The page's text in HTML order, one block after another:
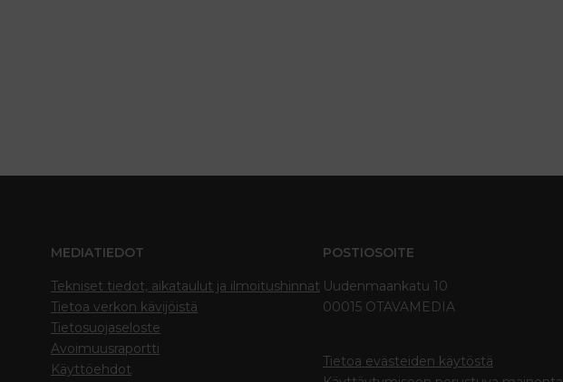
MEDIATIEDOT
Tekniset tiedot, aikataulut ja ilmoitushinnat
Tietoa verkon kävijöistä
Tietosuojaseloste
Avoimuusraportti
Käyttöehdot
POSTIOSOITE
Uudenmaankatu 10
00015 OTAVAMEDIA
Tietoa evästeiden käytöstä